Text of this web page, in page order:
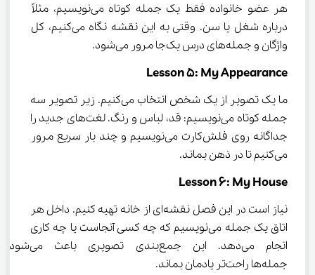
هر عضو خانواده فقط یک جمله کوتاه می‌نویسیم، مثلاً
درباره شغل یا سن. وقتی به این نقشه نگاه می‌کنیم، کل
واژگان و جمله‌های درس یک‌جا مرور می‌شود.
Lesson 5: My Appearance
ما یک تصویر از یک شخص انتخاب می‌کنیم. زیر تصویر سه
جمله کوتاه می‌نویسیم: قد، لباس و رنگ. لغت‌های جدید را
جداگانه روی فلش‌کارت می‌نویسیم و چند بار سریع مرور
می‌کنیم تا در ذهن بماند.
Lesson 6: My House
نیاز است در این فصل نقشه‌ای از خانه تهیه کنیم. داخل هر
اتاق یک جمله می‌نویسیم که چه کسی آنجاست یا چه کاری
انجام می‌دهد. این جمع‌بندی تصویری باعث می‌شود
جمله‌ها راحت‌تر یادمان بماند.